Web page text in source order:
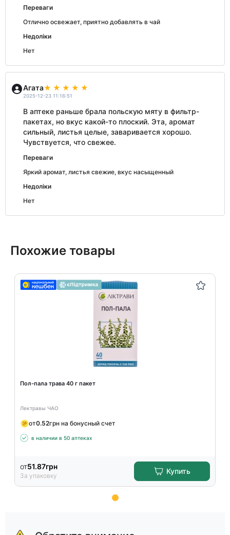
Переваги
Отлично освежает, приятно добавлять в чай
Недоліки
Нет
Агата
2025-12-23 11:16:51
В аптеке раньше брала польскую мяту в фильтр-
пакетах, но вкус какой-то плоский. Эта, аромат
сильный, листья целые, заваривается хорошо.
Чувствуется, что свежее.
Переваги
Яркий аромат, листья свежие, вкус насыщенный
Недоліки
Нет
Похожие товары
Пол-пала трава 40 г пакет
Лектравы ЧАО
от0.52грн на бонусный счет
в наличии в 50 аптеках
от51.87грн
За упаковку
Купить